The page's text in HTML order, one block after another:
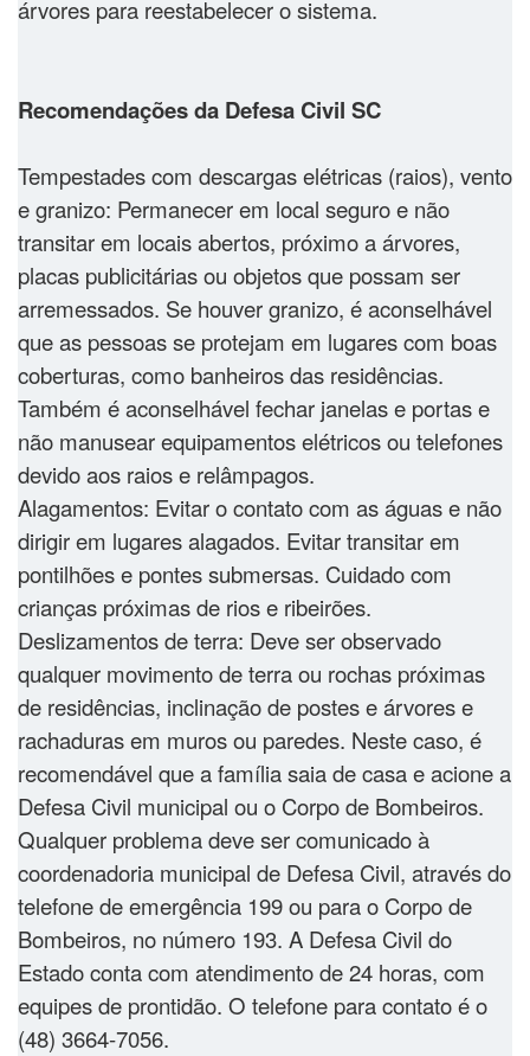
árvores para reestabelecer o sistema.
Recomendações da Defesa Civil SC
Tempestades com descargas elétricas (raios), vento
e granizo: Permanecer em local seguro e não
transitar em locais abertos, próximo a árvores,
placas publicitárias ou objetos que possam ser
arremessados. Se houver granizo, é aconselhável
que as pessoas se protejam em lugares com boas
coberturas, como banheiros das residências.
Também é aconselhável fechar janelas e portas e
não manusear equipamentos elétricos ou telefones
devido aos raios e relâmpagos.
Alagamentos: Evitar o contato com as águas e não
dirigir em lugares alagados. Evitar transitar em
pontilhões e pontes submersas. Cuidado com
crianças próximas de rios e ribeirões.
Deslizamentos de terra: Deve ser observado
qualquer movimento de terra ou rochas próximas
de residências, inclinação de postes e árvores e
rachaduras em muros ou paredes. Neste caso, é
recomendável que a família saia de casa e acione a
Defesa Civil municipal ou o Corpo de Bombeiros.
Qualquer problema deve ser comunicado à
coordenadoria municipal de Defesa Civil, através do
telefone de emergência 199 ou para o Corpo de
Bombeiros, no número 193. A Defesa Civil do
Estado conta com atendimento de 24 horas, com
equipes de prontidão. O telefone para contato é o
(48) 3664-7056.